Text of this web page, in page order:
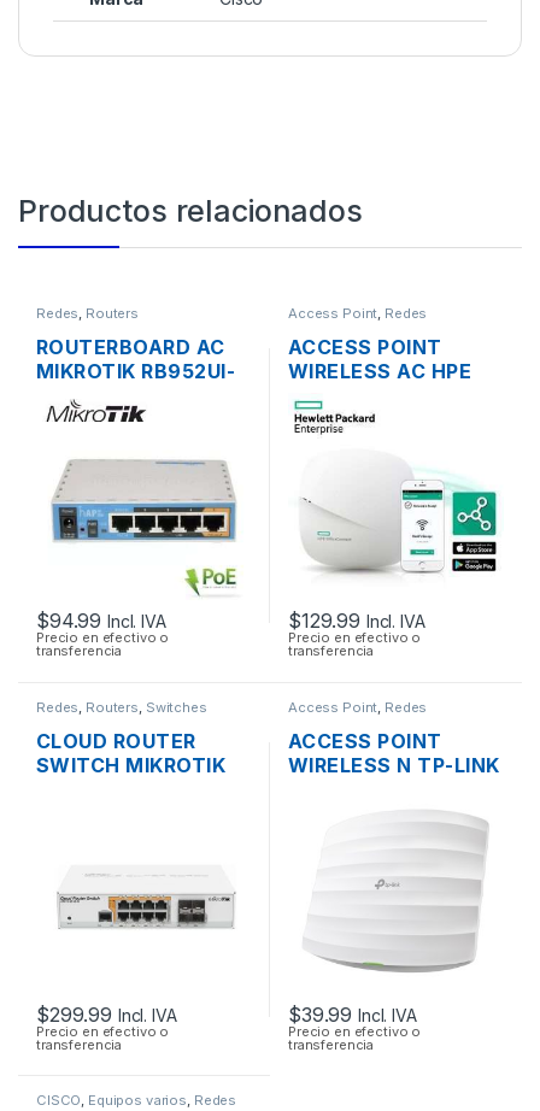
Productos relacionados
Redes, Routers
ROUTERBOARD AC
MIKROTIK RB952UI-
5AC2ND HAP AC
LITE DUAL BAND
USB OS L4
$94.99 Incl. IVA
Precio en efectivo o
transferencia
Access Point, Redes
ACCESS POINT
WIRELESS AC HPE
JZ074A 1300MBPS
OFFICECONNECT
DUAL BAND GIGABIT
POE
$129.99 Incl. IVA
Precio en efectivo o
transferencia
Redes Routers Switches
CLOUD ROUTER
SWITCH MIKROTIK
+ 4 PUERTOS SFP,
RACKEABLE
$299.99 Incl. IVA
Precio en efectivo o
transferencia
Access Point Redes
ACCESS POINT
WIRELESS N TP-LINK
ANTENAS INT.
300MBPS SOPORTA
$39.99 Incl. IVA
Precio en efectivo o
transferencia
CISCO, Equipos varios, Redes